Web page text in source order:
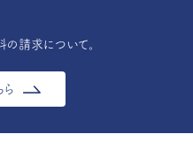
請求について。
ら